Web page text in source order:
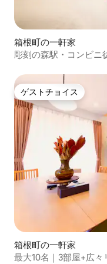
箱根町の一軒家
彫刻の森駅・コンビニ
ゲストチョイス
ゲストチョイス
箱根町の一軒家
最大10名｜3部屋+広々